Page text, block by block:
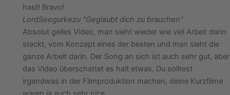
hast! Bravo!
LordSeegurkezu "Geglaubt dich zu brauchen"
Absolut geiles Video, man sieht wieder wie viel Arbeit darin
steckt, vom Konzept eines der besten und man sieht die
ganze Arbeit darin. Der Song an sich ist auch sehr gut, aber
das Video überschattet es halt etwas. Du solltest
irgendwas in der Filmproduktion machen, deine Kurzfilme